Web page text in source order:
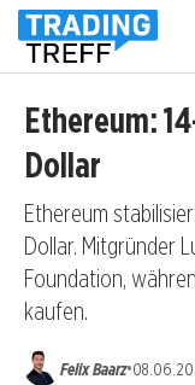
Ethereum:
Dollar
Ethereum
Dollar. Mitgründer
Foundation,
kaufen.
Felix Baarz•